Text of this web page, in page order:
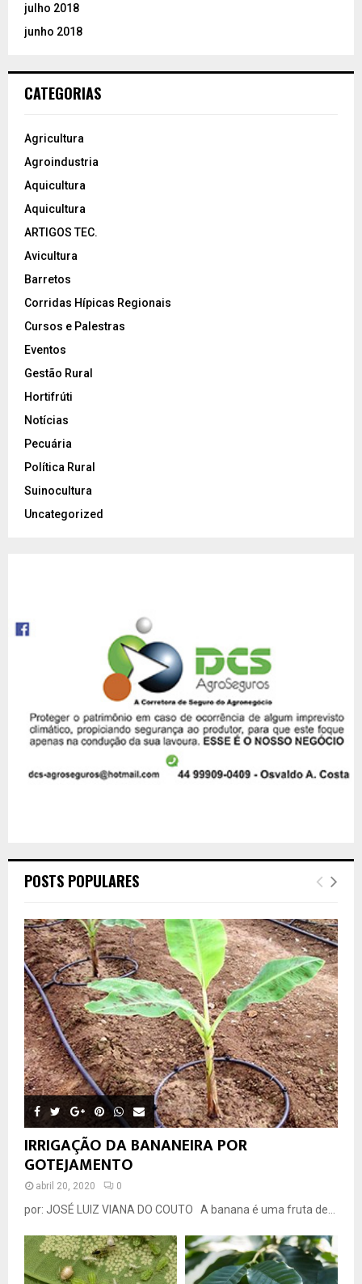
julho 2018
junho 2018
CATEGORIAS
Agricultura
Agroindustria
Aquicultura
Aquicultura
ARTIGOS TEC.
Avicultura
Barretos
Corridas Hípicas Regionais
Cursos e Palestras
Eventos
Gestão Rural
Hortifrúti
Notícias
Pecuária
Política Rural
Suinocultura
Uncategorized
POSTS POPULARES
IRRIGAÇÃO DA BANANEIRA POR
GOTEJAMENTO
abril 20, 2020 0
por: JOSÉ LUIZ VIANA DO COUTO A banana é uma fruta de...